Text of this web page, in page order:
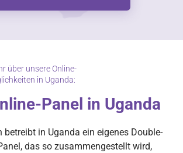
über unsere Online-
in Uganda:
Panel in Uganda
betreibt in Uganda ein eigenes Double-
das so zusammengestellt wird,